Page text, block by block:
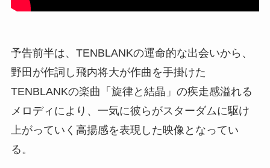
予告前半は、TENBLANKの運命的な出会いから、
野田が作詞し飛内将大が作曲を手掛けた
TENBLANKの楽曲「旋律と結晶」の疾走感溢れる
メロディにより、一気に彼らがスターダムに駆け
上がっていく高揚感を表現した映像となってい
る。